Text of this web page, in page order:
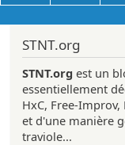
STNT.org
STNT.org est un
essentiellement
HxC, Free-
et d'une manière
traviole...